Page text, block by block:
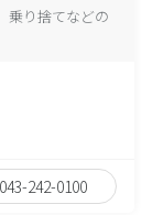
乗り捨てなどの
043-242-0100